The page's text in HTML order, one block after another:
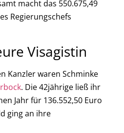
macht das 550.675,49
Regierungschefs
Visagistin
Kanzler waren Schminke
. Die 42jährige ließ ihr
Jahr für 136.552,50 Euro
ging an ihre